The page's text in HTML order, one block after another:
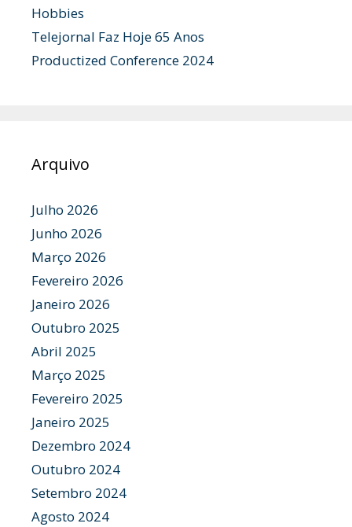
Hobbies
Telejornal Faz Hoje 65 Anos
Productized Conference 2024
Arquivo
Julho 2026
Junho 2026
Março 2026
Fevereiro 2026
Janeiro 2026
Outubro 2025
Abril 2025
Março 2025
Fevereiro 2025
Janeiro 2025
Dezembro 2024
Outubro 2024
Setembro 2024
Agosto 2024